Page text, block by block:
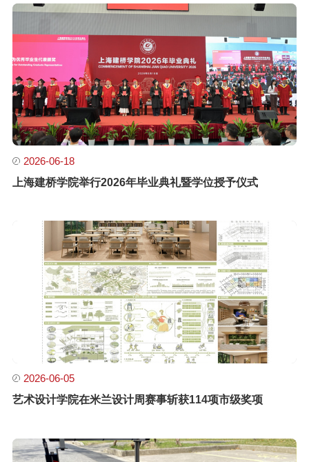
2026-06-18
上海建桥学院举行2026年毕业典礼暨学位授予仪式
2026-06-05
艺术设计学院在米兰设计周赛事斩获114项市级奖项